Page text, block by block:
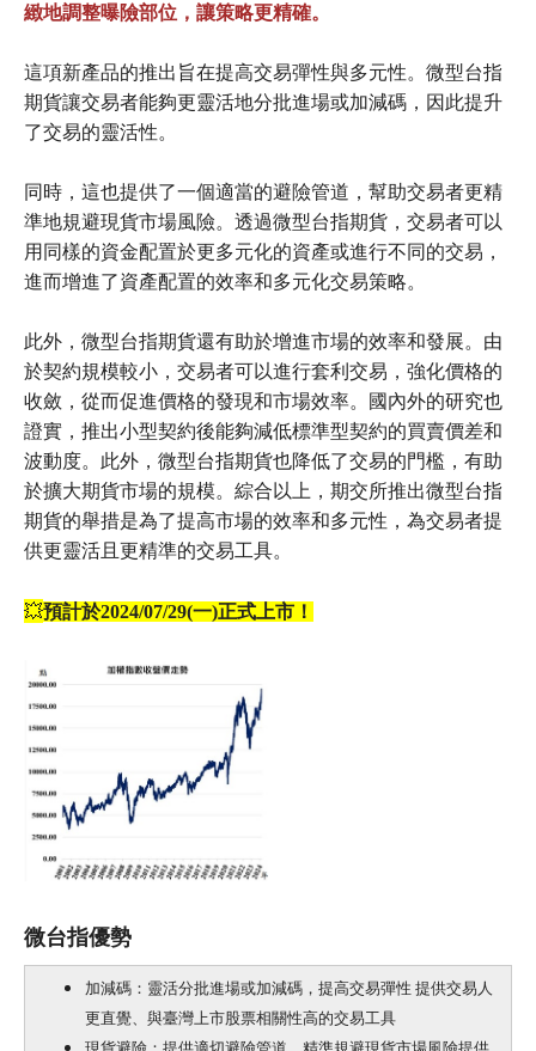
緻地調整曝險部位，讓策略更精確。
這項新產品的推出旨在提高交易彈性與多元性。微型台指
期貨讓交易者能夠更靈活地分批進場或加減碼，因此提升
了交易的靈活性。
同時，這也提供了一個適當的避險管道，幫助交易者更精
準地規避現貨市場風險。透過微型台指期貨，交易者可以
用同樣的資金配置於更多元化的資產或進行不同的交易，
進而增進了資產配置的效率和多元化交易策略。
此外，微型台指期貨還有助於增進市場的效率和發展。由
於契約規模較小，交易者可以進行套利交易，強化價格的
收斂，從而促進價格的發現和市場效率。國內外的研究也
證實，推出小型契約後能夠減低標準型契約的買賣價差和
波動度。此外，微型台指期貨也降低了交易的門檻，有助
於擴大期貨市場的規模。綜合以上，期交所推出微型台指
期貨的舉措是為了提高市場的效率和多元性，為交易者提
供更靈活且更精準的交易工具。
💥預計於2024/07/29(一)正式上市！
微台指優勢
加減碼：靈活分批進場或加減碼，提高交易彈性 提供交易人
更直覺、與臺灣上市股票相關性高的交易工具